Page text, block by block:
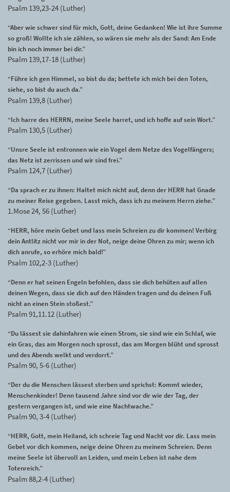
Psalm 139,23-24 (Luther)
“Aber wie schwer sind für mich, Gott, deine Gedanken! Wie ist ihre Summe
so groß! Wollte ich sie zählen, so wären sie mehr als der Sand: Am Ende
bin ich noch immer bei dir.”
Psalm 139,17-18 (Luther)
“Führe ich gen Himmel, so bist du da; bettete ich mich bei den Toten,
siehe, so bist du auch da.”
Psalm 139,8 (Luther)
“Ich harre des HERRN, meine Seele harret, und ich hoffe auf sein Wort.”
Psalm 130,5 (Luther)
“Unsre Seele ist entronnen wie ein Vogel dem Netze des Vogelfängers;
das Netz ist zerrissen und wir sind frei.”
Psalm 124,7 (Luther)
“Da sprach er zu ihnen: Haltet mich nicht auf, denn der HERR hat Gnade
zu meiner Reise gegeben. Lasst mich, dass ich zu meinem Herrn ziehe.”
1.Mose 24, 56 (Luther)
“HERR, höre mein Gebet und lass mein Schreien zu dir kommen! Verbirg
dein Antlitz nicht vor mir in der Not, neige deine Ohren zu mir; wenn ich
dich anrufe, so erhöre mich bald!”
Psalm 102,2-3 (Luther)
“Denn er hat seinen Engeln befohlen, dass sie dich behüten auf allen
deinen Wegen, dass sie dich auf den Händen tragen und du deinen Fuß
nicht an einen Stein stoßest.”
Psalm 91,11.12 (Luther)
“Du lässest sie dahinfahren wie einen Strom, sie sind wie ein Schlaf, wie
ein Gras, das am Morgen noch sprosst, das am Morgen blüht und sprosst
und des Abends welkt und verdorrt.”
Psalm 90, 5-6 (Luther)
“Der du die Menschen lässest sterben und sprichst: Kommt wieder,
Menschenkinder! Denn tausend Jahre sind vor dir wie der Tag, der
gestern vergangen ist, und wie eine Nachtwache.”
Psalm 90, 3-4 (Luther)
“HERR, Gott, mein Heiland, ich schreie Tag und Nacht vor dir. Lass mein
Gebet vor dich kommen, neige deine Ohren zu meinem Schreien. Denn
meine Seele ist übervoll an Leiden, und mein Leben ist nahe dem
Totenreich.”
Psalm 88,2-4 (Luther)